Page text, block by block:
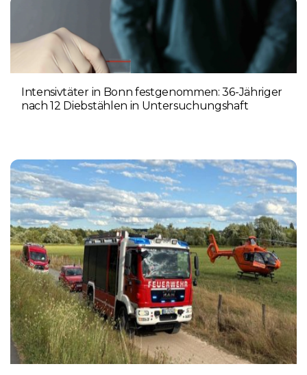
Intensivtäter in Bonn festgenommen: 36-Jähriger
nach 12 Diebstählen in Untersuchungshaft